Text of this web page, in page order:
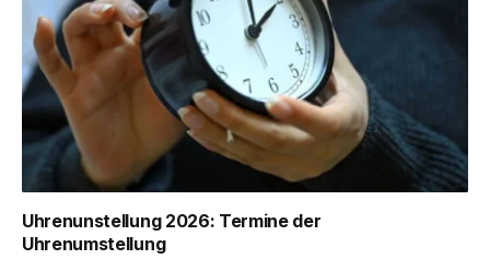
Uhrenunstellung 2026: Termine der
Uhrenumstellung